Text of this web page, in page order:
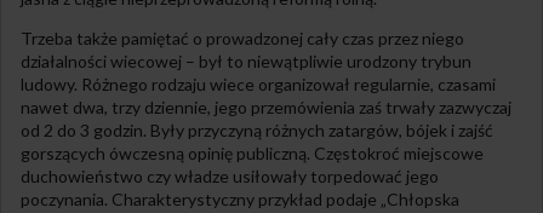
Trzeba także pamiętać o prowadzonej cały czas przez niego
działalności wiecowej – był to niewątpliwie urodzony trybun
ludowy. Różnego rodzaju wiece organizował regularnie, czasami
nawet dwa, trzy dziennie, jego przemówienia zaś trwały zazwyczaj
od 2 do 3 godzin. Były przyczyną różnych zatargów, bójek i zajść
gorszących ówczesną opinię publiczną. Częstokroć miejscowe
duchowieństwo czy władze usiłowały torpedować jego
poczynania. Charakterystyczny przykład podaje „Chłopska